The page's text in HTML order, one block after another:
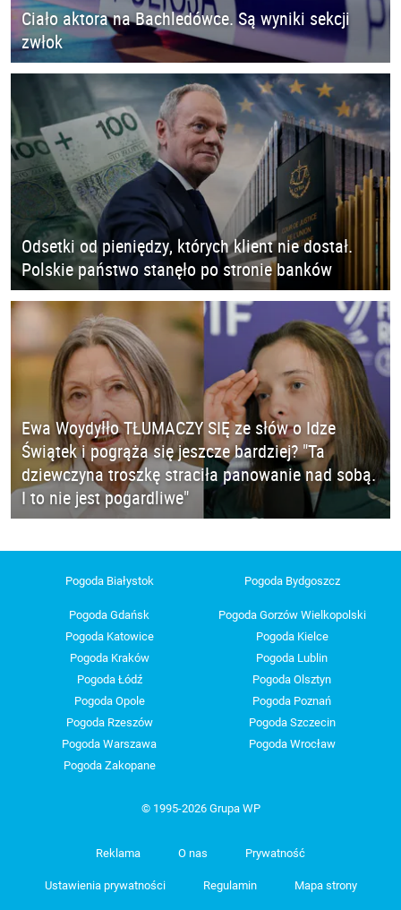
Ciało aktora na Bachledówce. Są wyniki sekcji
zwłok
Odsetki od pieniędzy, których klient nie dostał.
Polskie państwo stanęło po stronie banków
Ewa Woydyłło TŁUMACZY SIĘ ze słów o Idze
Świątek i pogrąża się jeszcze bardziej? "Ta
dziewczyna troszkę straciła panowanie nad sobą.
I to nie jest pogardliwe"
Pogoda Białystok Pogoda Bydgoszcz
Pogoda Gdańsk
Pogoda Gorzów Wielkopolski
Pogoda Katowice
Pogoda Kielce
Pogoda Kraków
Pogoda Lublin
Pogoda Łódź
Pogoda Olsztyn
Pogoda Opole
Pogoda Poznań
Pogoda Rzeszów
Pogoda Szczecin
Pogoda Warszawa
Pogoda Wrocław
Pogoda Zakopane
© 1995-2026 Grupa WP
Reklama O nas Prywatność
Ustawienia prywatności Regulamin Mapa strony